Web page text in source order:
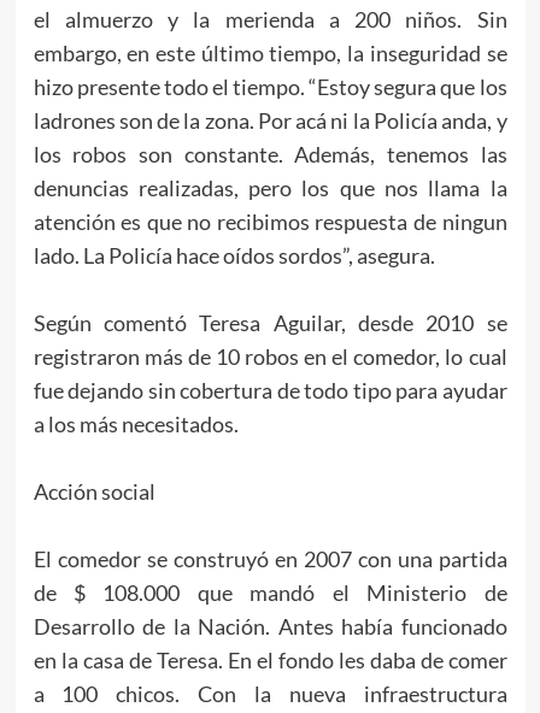
el almuerzo y la merienda a 200 niños. Sin
embargo, en este último tiempo, la inseguridad se
hizo presente todo el tiempo. “Estoy segura que los
ladrones son de la zona. Por acá ni la Policía anda, y
los robos son constante. Además, tenemos las
denuncias realizadas, pero los que nos llama la
atención es que no recibimos respuesta de ningun
lado. La Policía hace oídos sordos”, asegura.
Según comentó Teresa Aguilar, desde 2010 se
registraron más de 10 robos en el comedor, lo cual
fue dejando sin cobertura de todo tipo para ayudar
a los más necesitados.
Acción social
El comedor se construyó en 2007 con una partida
de $ 108.000 que mandó el Ministerio de
Desarrollo de la Nación. Antes había funcionado
en la casa de Teresa. En el fondo les daba de comer
a 100 chicos. Con la nueva infraestructura